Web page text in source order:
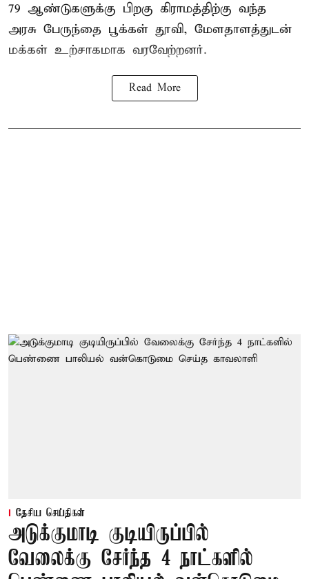
79 ஆண்டுகளுக்கு பிறகு கிராமத்திற்கு வந்த
அரசு பேருந்தை பூக்கள் தூவி, மேளதாளத்துடன்
மக்கள் உற்சாகமாக வரவேற்றனர்.
Read More
தேசிய செய்திகள்
அடுக்குமாடி குடியிருப்பில்
வேலைக்கு சேர்ந்த 4 நாட்களில்